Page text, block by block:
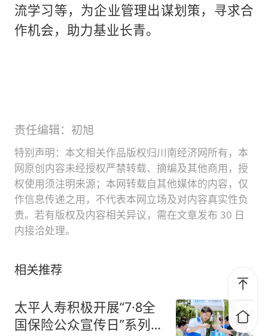
流学习等，为企业管理出谋划策，寻求合
作机会，助力基业长青。
责任编辑：初旭
特别声明：本文相关作品版权归川南经济网所有，本
网原创内容未经授权严禁转载、摘编及其他商用，授
权使用须注明来源；本网转载自其他媒体的内容，仅
作信息传递之用，不代表本网立场及对内容真实性负
责。若有版权及内容相关异议，需在文章发布 30 日
内接洽处理。
相关推荐
太平人寿积极开展“7·8全
国保险公众宣传日”系列活